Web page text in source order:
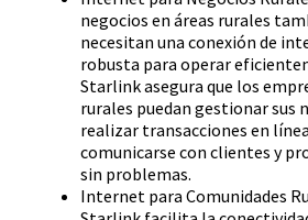
negocios en áreas rurales
necesitan una conexión de
robusta para operar
Starlink asegura que los
rurales puedan gestionar sus
realizar transacciones en
comunicarse con clientes y
sin problemas.
Internet para Comunidades